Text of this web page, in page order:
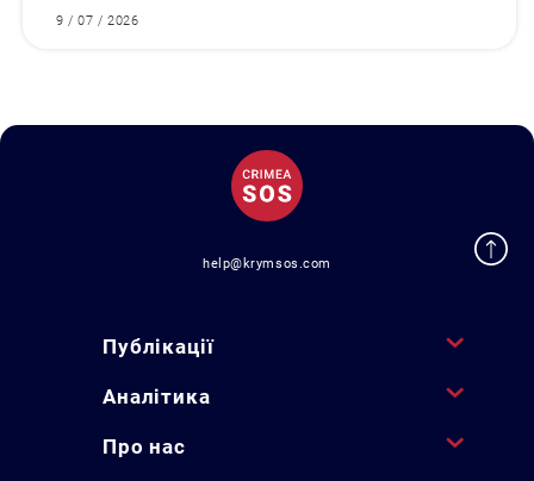
9 / 07 / 2026
help@krymsos.com
Публікації
Аналітика
Про нас